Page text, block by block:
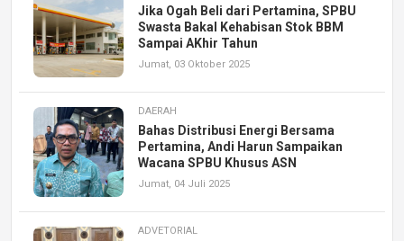
Jika Ogah Beli dari Pertamina, SPBU
Swasta Bakal Kehabisan Stok BBM
Sampai AKhir Tahun
Jumat, 03 Oktober 2025
DAERAH
Bahas Distribusi Energi Bersama
Pertamina, Andi Harun Sampaikan
Wacana SPBU Khusus ASN
Jumat, 04 Juli 2025
ADVETORIAL